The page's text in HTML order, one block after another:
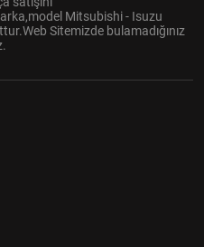
Mitsubishi - Isuzu
Sitemizde bulamadığınız